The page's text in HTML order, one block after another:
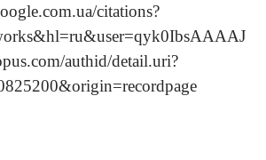
citations?
authid/detail.uri?